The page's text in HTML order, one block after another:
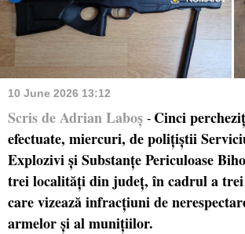
10 June 2026 13:12
Scris de Adrian Laboș - Cinci
efectuate, miercuri, de polițiștii
Explozivi și Substanțe Periculoase
trei localități din județ, în cadrul a trei
care vizează infracțiuni de
armelor și al munițiilor.